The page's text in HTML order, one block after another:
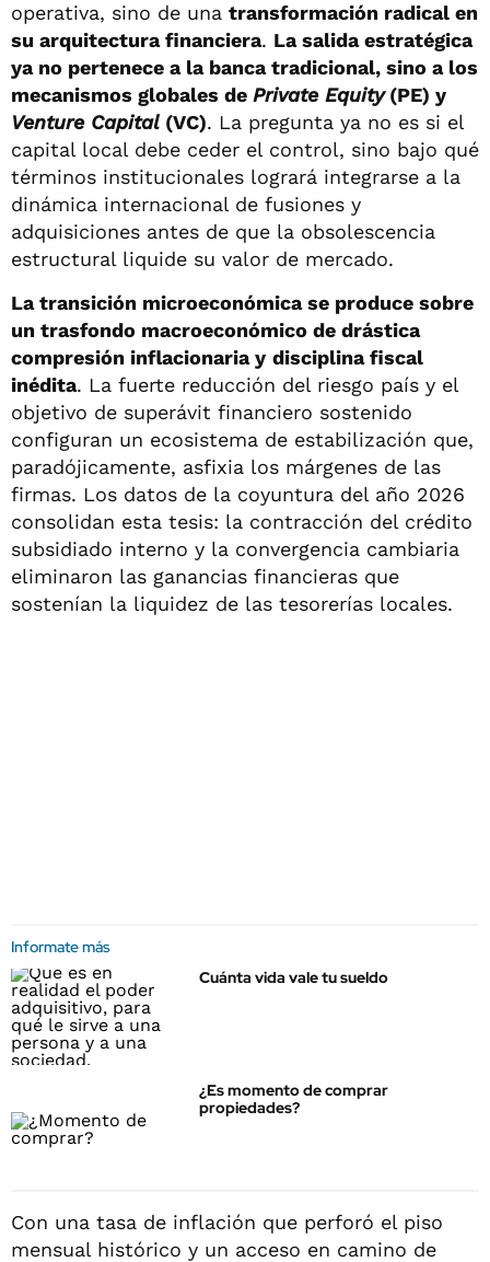
operativa, sino de una transformación radical en
su arquitectura financiera. La salida estratégica
ya no pertenece a la banca tradicional, sino a los
mecanismos globales de Private Equity(PE) y
Venture Capital (VC). La pregunta ya no es si el
capital local debe ceder el control, sino bajo qué
términos institucionales logrará integrarse a la
dinámica internacional de fusiones y
adquisiciones antes de que la obsolescencia
estructural liquide su valor de mercado.
La transición microeconómica se produce sobre
un trasfondo macroeconómico de drástica
compresión inflacionaria y disciplina fiscal
inédita. La fuerte reducción del riesgo país y el
objetivo de superávit financiero sostenido
configuran un ecosistema de estabilización que,
paradójicamente, asfixia los márgenes de las
firmas. Los datos de la coyuntura del año 2026
consolidan esta tesis: la contracción del crédito
subsidiado interno y la convergencia cambiaria
eliminaron las ganancias financieras que
sostenían la liquidez de las tesorerías locales.
Informate más
Cuánta vida vale tu sueldo
¿Es momento de comprar
propiedades?
Con una tasa de inflación que perforó el piso
mensual histórico y un acceso en camino de